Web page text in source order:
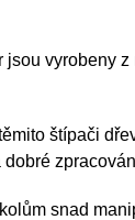
jsou vyrobeny z
štípači
snad